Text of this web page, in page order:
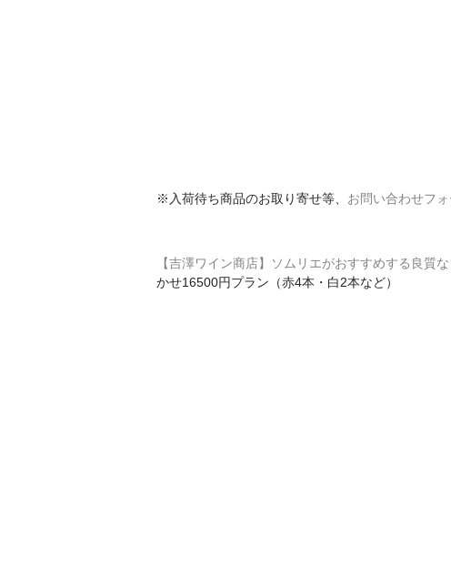
※入荷待ち商品のお取り寄せ等、 お問い合わせフ
【吉澤ワイン商店】ソムリエがおすすめする良質
かせ16500円プラン（赤4本・白2本など）